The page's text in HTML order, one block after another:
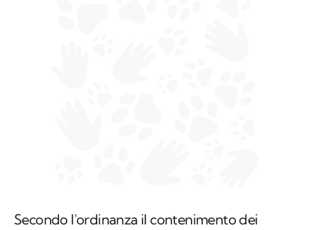
Secondo l'ordinanza il contenimento dei